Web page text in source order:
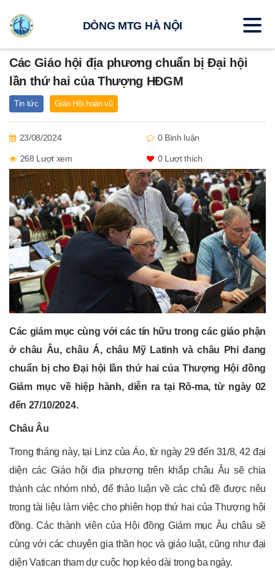
Các Giáo hội địa phương chuẩn bị Đại hội
lần thứ hai của Thượng HĐGM
Tin tức Giáo Hội hoàn vũ
23/08/2024 0 Bình luận
268 Lượt xem 0Lượt thích
Các giám mục cùng với các tín hữu trong các giáo phận
ở châu Âu, châu Á, châu Mỹ Latinh và châu Phi đang
chuẩn bị cho Đại hội lần thứ hai của Thượng Hội đồng
Giám mục về hiệp hành, diễn ra tại Rô-ma, từ ngày 02
đến 27/10/2024.
Châu Âu
Trong tháng này, tại Linz của Áo, từ ngày 29 đến 31/8, 42 đại
diện các Giáo hội địa phương trên khắp châu Âu sẽ chia
thành các nhóm nhỏ, để thảo luận về các chủ đề được nêu
trong tài liệu làm việc cho phiên họp thứ hai của Thượng hội
đồng. Các thành viên của Hội đồng Giám mục Âu châu sẽ
cùng với các chuyên gia thần học và giáo luật, cũng như đại
diện Vatican tham dự cuộc họp kéo dài trong ba ngày.
DÒNG MTG HÀ NỘI